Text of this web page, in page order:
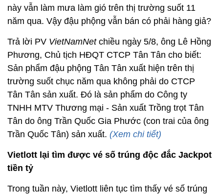
này vẫn làm mưa làm gió trên thị trường suốt 11
năm qua. Vậy đậu phộng vẫn bán có phải hàng giả?
Trả lời PV VietNamNetchiều ngày 5/8, ông Lê Hồng
Phương, Chủ tịch HĐQT CTCP Tân Tân cho biết:
Sản phẩm đậu phộng Tân Tân xuất hiện trên thị
trường suốt chục năm qua không phải do CTCP
Tân Tân sản xuất. Đó là sản phẩm do Công ty
TNHH MTV Thương mại - Sản xuất Trồng trọt Tân
Tân do ông Trần Quốc Gia Phước (con trai của ông
Trần Quốc Tân) sản xuất. (Xem chi tiết)
Vietlott lại tìm được vé số trúng độc đắc Jackpot
tiền tỷ
Trong tuần này, Vietlott liên tục tìm thấy vé số trúng